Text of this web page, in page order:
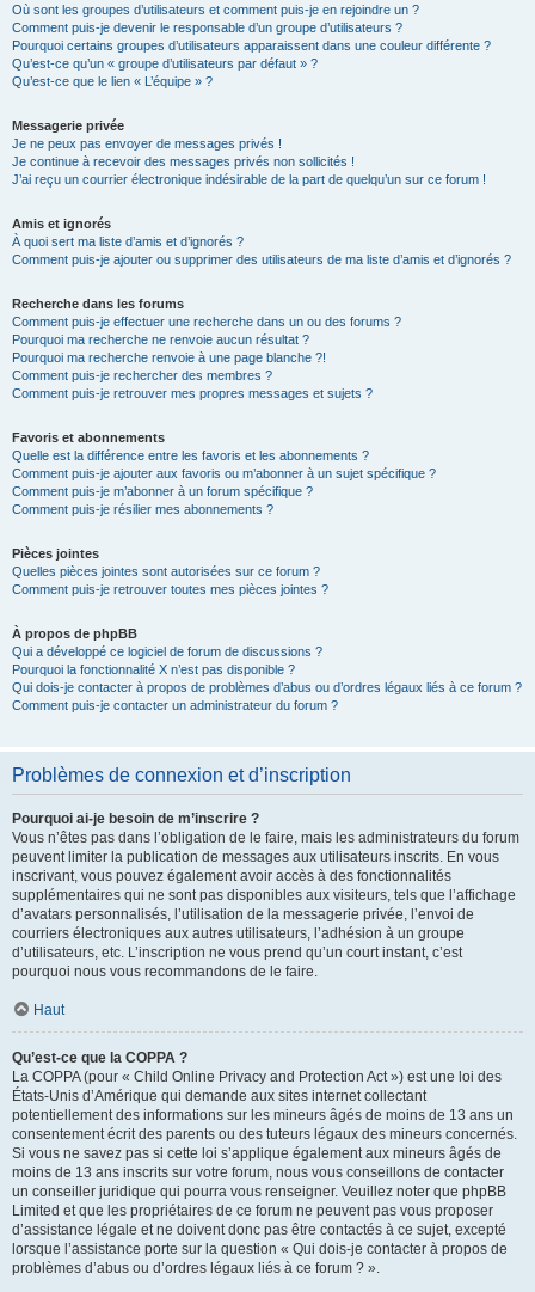
Où sont les groupes d’utilisateurs et comment puis-je en rejoindre un ?
Comment puis-je devenir le responsable d’un groupe d’utilisateurs ?
Pourquoi certains groupes d’utilisateurs apparaissent dans une couleur différente ?
Qu’est-ce qu’un « groupe d’utilisateurs par défaut » ?
Qu’est-ce que le lien « L’équipe » ?
Messagerie privée
Je ne peux pas envoyer de messages privés !
Je continue à recevoir des messages privés non sollicités !
J’ai reçu un courrier électronique indésirable de la part de quelqu’un sur ce forum !
Amis et ignorés
À quoi sert ma liste d’amis et d’ignorés ?
Comment puis-je ajouter ou supprimer des utilisateurs de ma liste d’amis et d’ignorés ?
Recherche dans les forums
Comment puis-je effectuer une recherche dans un ou des forums ?
Pourquoi ma recherche ne renvoie aucun résultat ?
Pourquoi ma recherche renvoie à une page blanche ?!
Comment puis-je rechercher des membres ?
Comment puis-je retrouver mes propres messages et sujets ?
Favoris et abonnements
Quelle est la différence entre les favoris et les abonnements ?
Comment puis-je ajouter aux favoris ou m’abonner à un sujet spécifique ?
Comment puis-je m’abonner à un forum spécifique ?
Comment puis-je résilier mes abonnements ?
Pièces jointes
Quelles pièces jointes sont autorisées sur ce forum ?
Comment puis-je retrouver toutes mes pièces jointes ?
À propos de phpBB
Qui a développé ce logiciel de forum de discussions ?
Pourquoi la fonctionnalité X n’est pas disponible ?
Qui dois-je contacter à propos de problèmes d’abus ou d’ordres légaux liés à ce forum ?
Comment puis-je contacter un administrateur du forum ?
Problèmes de connexion et d’inscription
Pourquoi ai-je besoin de m’inscrire ?
Vous n’êtes pas dans l’obligation de le faire, mais les administrateurs du forum
peuvent limiter la publication de messages aux utilisateurs inscrits. En vous
inscrivant, vous pouvez également avoir accès à des fonctionnalités
supplémentaires qui ne sont pas disponibles aux visiteurs, tels que l’affichage
d’avatars personnalisés, l’utilisation de la messagerie privée, l’envoi de
courriers électroniques aux autres utilisateurs, l’adhésion à un groupe
d’utilisateurs, etc. L’inscription ne vous prend qu’un court instant, c’est
pourquoi nous vous recommandons de le faire.
Haut
Qu’est-ce que la COPPA ?
La COPPA (pour « Child Online Privacy and Protection Act ») est une loi des
États-Unis d’Amérique qui demande aux sites internet collectant
potentiellement des informations sur les mineurs âgés de moins de 13 ans un
consentement écrit des parents ou des tuteurs légaux des mineurs concernés.
Si vous ne savez pas si cette loi s’applique également aux mineurs âgés de
moins de 13 ans inscrits sur votre forum, nous vous conseillons de contacter
un conseiller juridique qui pourra vous renseigner. Veuillez noter que phpBB
Limited et que les propriétaires de ce forum ne peuvent pas vous proposer
d’assistance légale et ne doivent donc pas être contactés à ce sujet, excepté
lorsque l’assistance porte sur la question « Qui dois-je contacter à propos de
problèmes d’abus ou d’ordres légaux liés à ce forum ? ».